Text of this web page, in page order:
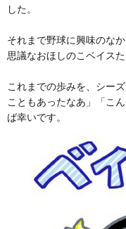
した。
それまで野球に興味のな
思議なおほしのこベイスた
これまでの歩みを、シー
こともあったなあ」「こ
ば幸いです。